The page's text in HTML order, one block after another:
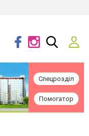
Спецрозділ
Помогатор